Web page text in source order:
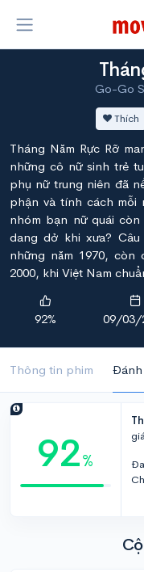
Go-Go
Thích
Tháng Năm Rực Rỡ
những cô nữ sinh trẻ
phụ nữ trung niên đã
phận và tính cách mỗi
nhóm bạn nữ quái
dang dở khi xưa?
những năm 1970, còn
2000, khi Việt Nam
92% 09/03/
Thông tin phim Đánh
92%